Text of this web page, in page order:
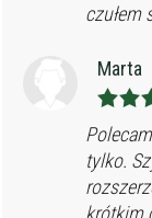
czułem
Marta
tylko.
krótkim